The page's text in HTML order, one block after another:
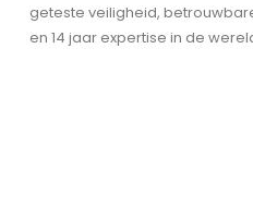
geteste veiligheid,
en 14 jaar expertise in de